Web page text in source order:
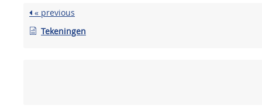
« previous
Tekeningen